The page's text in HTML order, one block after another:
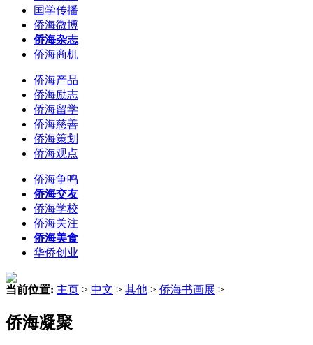
国学传播
侨海微博
侨海杂志
侨海商机
侨海产品
侨海励志
侨海留学
侨海慈善
侨海策划
侨海观点
侨海争鸣
侨海交友
侨海学校
侨海关注
侨海美食
华侨创业
当前位置: 主页 > 中文 > 其他 > 侨海书画展 >
侨海凝聚